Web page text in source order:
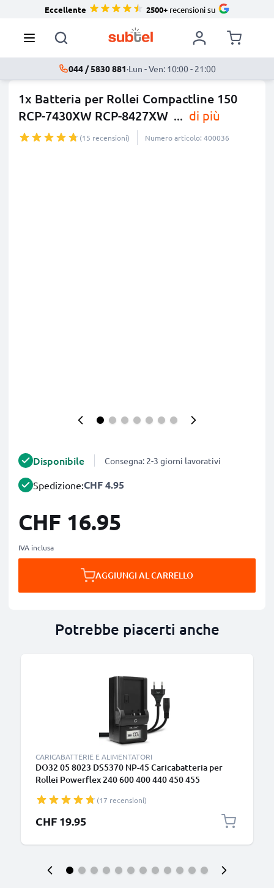
Eccellente 2500+recensioni su
044 / 5830 881·Lun - Ven: 10:00 - 21:00
1x Batteria per Rollei Compactline 150
RCP-7430XW RCP-8427XW ... di più
(15 recensioni) Numero articolo: 400036
Disponibile Consegna: 2-3 giorni lavorativi
Spedizione:CHF 4.95
CHF 16.95
IVA inclusa
AGGIUNGI AL CARRELLO
Potrebbe piacerti anche
CARICABATTERIE E ALIMENTATORI
DO32 05 8023 DS5370 NP-45 Caricabatteria per
Rollei Powerflex 240 600 400 440 450 455
250 Batterie per fotocamera marca CELLONIC
(17 recensioni)
CHF 19.95